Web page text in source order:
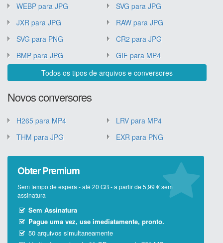
WEBP para JPG
SVG para JPG
JXR para JPG
RAW para JPG
SVG para PNG
CR2 para JPG
BMP para JPG
GIF para MP4
Todos os tipos de arquivos e conversores
Novos conversores
H265 para MP4
LRV para MP4
THM para JPG
EXR para PNG
Obter Premium
Sem tempo de espera - até 20 GB - a partir de 5,99 € sem
assinatura
Sem Assinatura
Pague uma vez, use imediatamente, pronto.
50 arquivos simultaneamente